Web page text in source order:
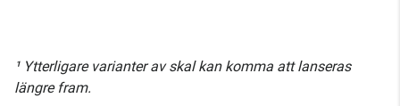
¹ Ytterligare varianter av skal kan komma att lanseras
längre fram.